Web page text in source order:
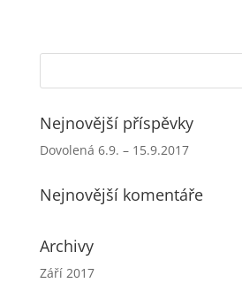
Nejnovější příspěvky
Dovolená 6.9. – 15.9.2017
Nejnovější komentáře
Archivy
Září 2017